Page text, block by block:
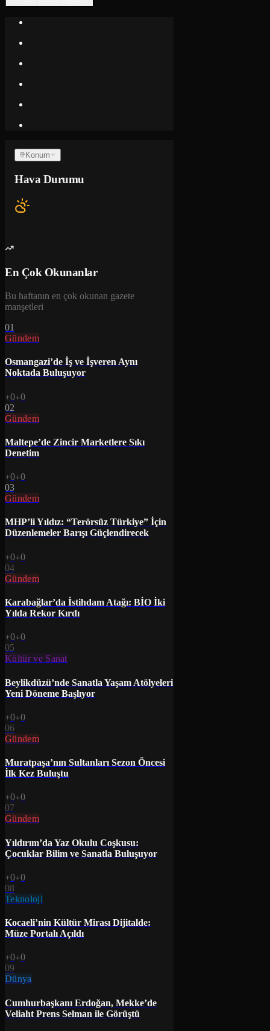
Konum
Hava Durumu
En Çok Okunanlar
Bu haftanın en çok okunan gazete
manşetleri
01
Gündem
Osmangazi’de İş ve İşveren Aynı
Noktada Buluşuyor
0 0
02
Gündem
Maltepe’de Zincir Marketlere Sıkı
Denetim
0 0
03
Gündem
MHP’li Yıldız: “Terörsüz Türkiye” İçin
Düzenlemeler Barışı Güçlendirecek
0 0
04
Gündem
Karabağlar’da İstihdam Atağı: BİO İki
Yılda Rekor Kırdı
0 0
05
Kültür ve Sanat
Beylikdüzü’nde Sanatla Yaşam Atölyeleri
Yeni Döneme Başlıyor
0 0
06
Gündem
Muratpaşa’nın Sultanları Sezon Öncesi
İlk Kez Buluştu
0 0
07
Gündem
Yıldırım’da Yaz Okulu Coşkusu:
Çocuklar Bilim ve Sanatla Buluşuyor
0 0
08
Teknoloji
Kocaeli’nin Kültür Mirası Dijitalde:
Müze Portalı Açıldı
0 0
09
Dünya
Cumhurbaşkanı Erdoğan, Mekke’de
Veliaht Prens Selman ile Görüştü